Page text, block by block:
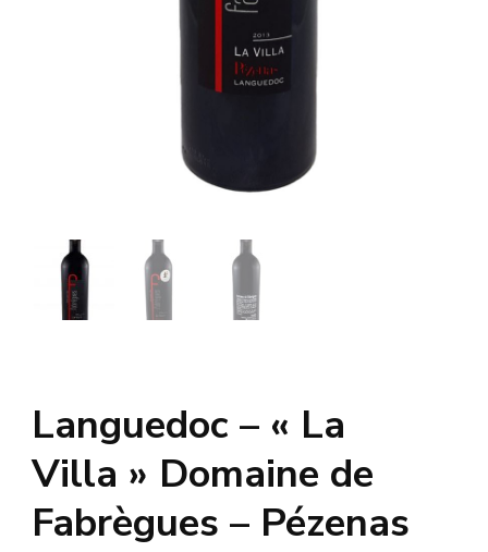
Languedoc – « La
Villa » Domaine de
Fabrègues – Pézenas